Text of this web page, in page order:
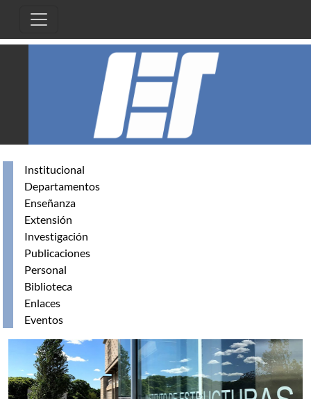
Institucional
Departamentos
Enseñanza
Extensión
Investigación
Publicaciones
Personal
Biblioteca
Enlaces
Eventos